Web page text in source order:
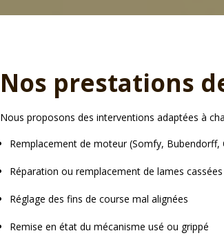
Nos prestations
Nous proposons des interventions adaptées à
Remplacement de moteur (Somfy, Bubendorff,
Réparation ou remplacement de lames
Réglage des fins de course mal alignées
Remise en état du mécanisme usé ou grippé